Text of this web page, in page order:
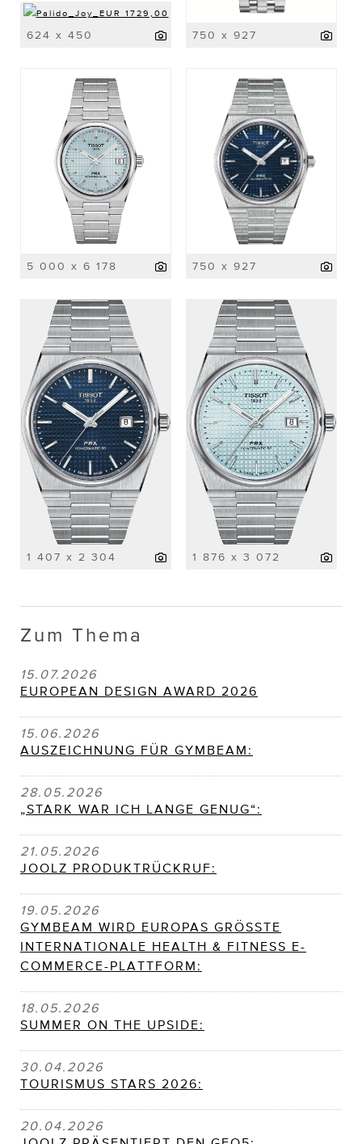
624 x 450 750 x 927
5 000 x 6 178 750 x 927
1 407 x 2 304 1 876 x 3 072
Zum Thema
15.07.2026
EUROPEAN DESIGN AWARD 2026
15.06.2026
AUSZEICHNUNG FÜR GYMBEAM:
28.05.2026
„STARK WAR ICH LANGE GENUG“:
21.05.2026
JOOLZ PRODUKTRÜCKRUF:
19.05.2026
GYMBEAM WIRD EUROPAS GRÖSSTE
INTERNATIONALE HEALTH & FITNESS E-
COMMERCE-PLATTFORM:
18.05.2026
SUMMER ON THE UPSIDE:
30.04.2026
TOURISMUS STARS 2026:
20.04.2026